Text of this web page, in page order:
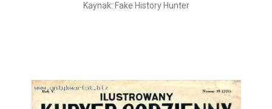
Kaynak: Fake History Hunter